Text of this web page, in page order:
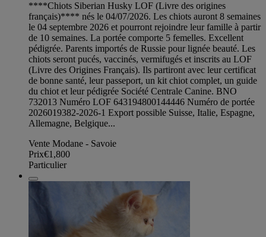
****Chiots Siberian Husky LOF (Livre des origines
français)**** nés le 04/07/2026. Les chiots auront 8 semaines
le 04 septembre 2026 et pourront rejoindre leur famille à partir
de 10 semaines. La portée comporte 5 femelles. Excellent
pédigrée. Parents importés de Russie pour lignée beauté. Les
chiots seront pucés, vaccinés, vermifugés et inscrits au LOF
(Livre des Origines Français). Ils partiront avec leur certificat
de bonne santé, leur passeport, un kit chiot complet, un guide
du chiot et leur pédigrée Société Centrale Canine. BNO
732013 Numéro LOF 643194800144446 Numéro de portée
2026019382-2026-1 Export possible Suisse, Italie, Espagne,
Allemagne, Belgique...
Vente Modane - Savoie
Prix€1,800
Particulier